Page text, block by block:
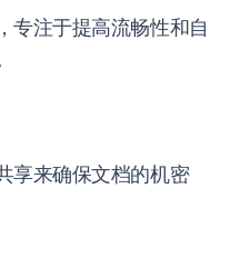
专注于提高流畅性和自
享来确保文档的机密